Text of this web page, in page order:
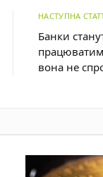
НАСТУПНА
Банки
вона не